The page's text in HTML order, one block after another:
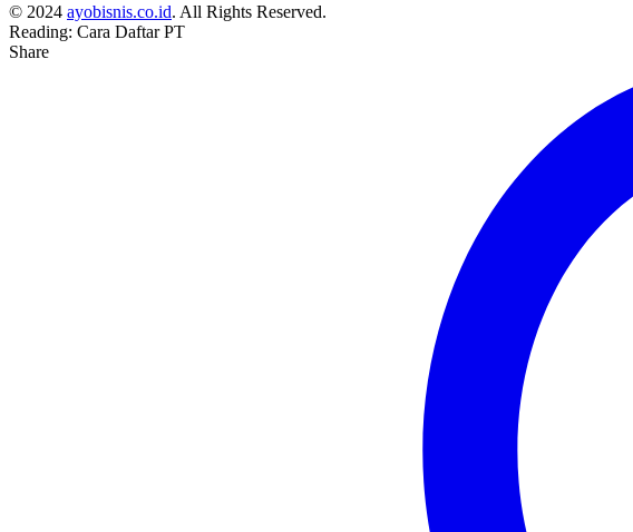
© 2024 ayobisnis.co.id. All Rights Reserved.
Reading: Cara Daftar PT
Share